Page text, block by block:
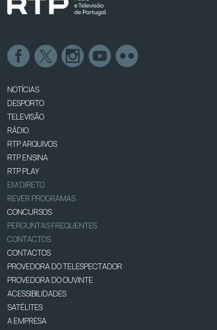
NOTÍCIAS
DESPORTO
TELEVISÃO
RÁDIO
RTP ARQUIVOS
RTP ENSINA
RTP PLAY
EM DIRETO
REVER PROGRAMAS
CONCURSOS
PERGUNTAS FREQUENTES
CONTACTOS
CONTACTOS
PROVEDORA DO TELESPECTADOR
PROVEDORA DO OUVINTE
ACESSIBILIDADES
SATÉLITES
A EMPRESA